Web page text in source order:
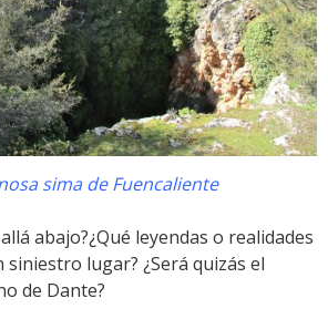
sima de Fuencaliente
abajo?¿Qué leyendas o realidades
lugar? ¿Será quizás el
de Dante?